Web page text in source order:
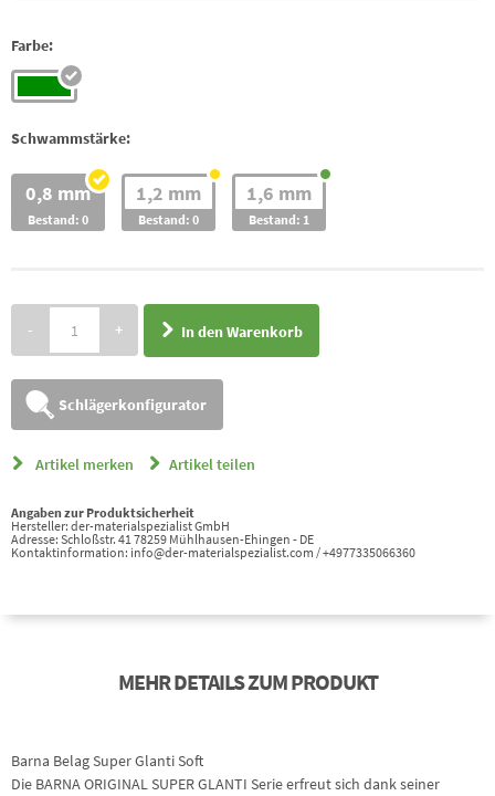
Farbe:
Schwammstärke:
0,8 mm
Bestand: 0
1,2 mm
Bestand: 0
1,6 mm
Bestand: 1
- + In den Warenkorb
Schlägerkonfigurator
Artikel merken Artikel teilen
Angaben zur Produktsicherheit
Hersteller: der-materialspezialist GmbH
Adresse: Schloßstr. 41 78259 Mühlhausen-Ehingen - DE
Kontaktinformation: info@der-materialspezialist.com / +4977335066360
MEHR DETAILS ZUM PRODUKT
Barna Belag Super Glanti Soft
Die BARNA ORIGINAL SUPER GLANTI Serie erfreut sich dank seiner